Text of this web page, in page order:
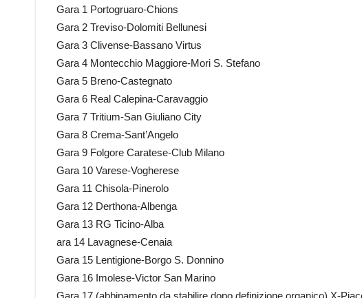
Gara 1 Portogruaro-Chions
Gara 2 Treviso-Dolomiti Bellunesi
Gara 3 Clivense-Bassano Virtus
Gara 4 Montecchio Maggiore-Mori S. Stefano
Gara 5 Breno-Castegnato
Gara 6 Real Calepina-Caravaggio
Gara 7 Tritium-San Giuliano City
Gara 8 Crema-Sant’Angelo
Gara 9 Folgore Caratese-Club Milano
Gara 10 Varese-Vogherese
Gara 11 Chisola-Pinerolo
Gara 12 Derthona-Albenga
Gara 13 RG Ticino-Alba
ara 14 Lavagnese-Cenaia
Gara 15 Lentigione-Borgo S. Donnino
Gara 16 Imolese-Victor San Marino
Gara 17 (abbinamento da stabilire dopo definizione organico) X-